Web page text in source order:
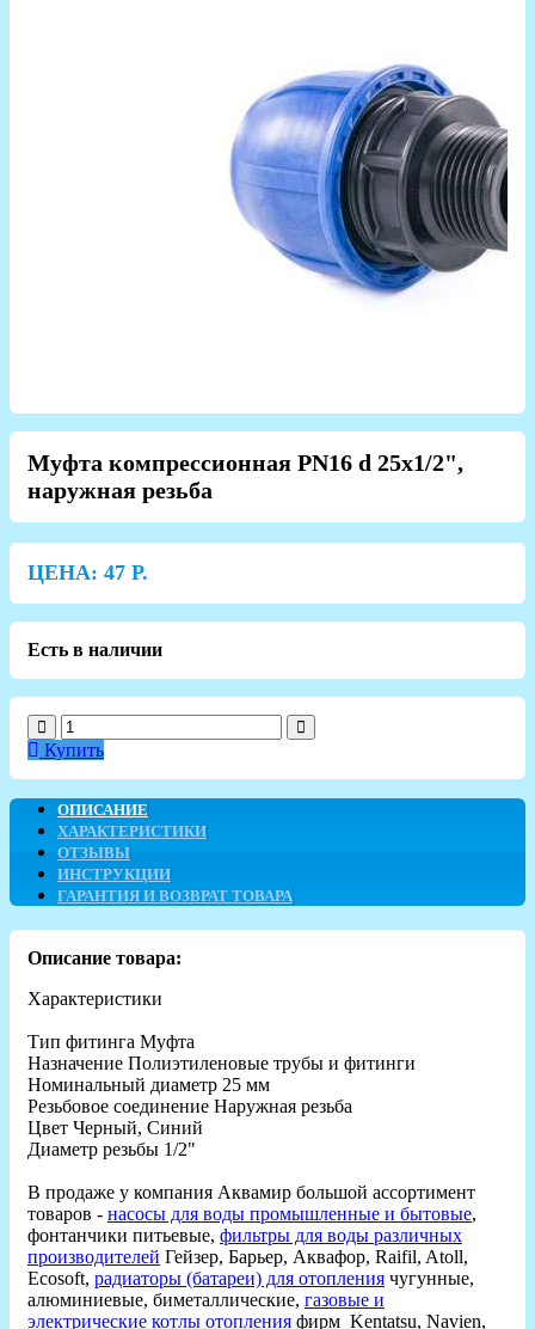
Муфта компрессионная PN16 d 25x1/2",
наружная резьба
ЦЕНА: 47 Р.
Есть в наличии
Купить
ОПИСАНИЕ
ХАРАКТЕРИСТИКИ
ОТЗЫВЫ
ИНСТРУКЦИИ
ГАРАНТИЯ И ВОЗВРАТ ТОВАРА
Описание товара:
Характеристики
Тип фитинга Муфта
Назначение Полиэтиленовые трубы и фитинги
Номинальный диаметр 25 мм
Резьбовое соединение Наружная резьба
Цвет Черный, Синий
Диаметр резьбы 1/2"
В продаже у компания Аквамир большой ассортимент
товаров - насосы для воды промышленные и бытовые,
фонтанчики питьевые, фильтры для воды различных
производителей Гейзер, Барьер, Аквафор, Raifil, Atoll,
Ecosoft, радиаторы (батареи) для отопления чугунные,
алюминиевые, биметаллические, газовые и
электрические котлы отопления фирм Kentatsu, Navien,